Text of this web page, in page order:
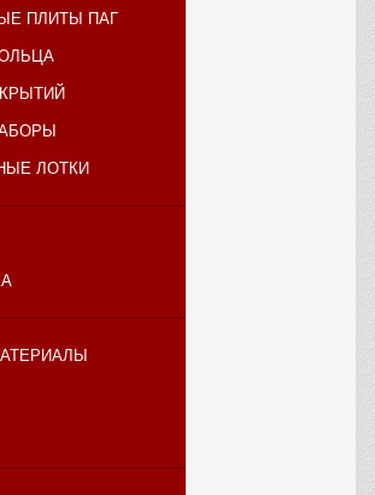
ПЛИТЫ ПАГ
ЛОТКИ